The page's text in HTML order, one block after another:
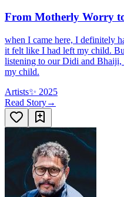
From Motherly Worry
when I came here, I definitely
it felt like I had left my child.
listening to our Didi and
my child.
Artists✨ 2025
Read Story→